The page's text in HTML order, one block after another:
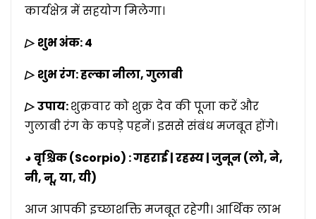
कार्यक्षेत्र में सहयोग मिलेगा।
▷ शुभ अंक: 4
▷ शुभ रंग: हल्का नीला, गुलाबी
▷उपाय:शुक्रवार को शुक्र देव की पूजा करें और
गुलाबी रंग के कपड़े पहनें। इससे संबंध मजबूत होंगे।
◕ वृश्चिक (Scorpio) : गहराई | रहस्य | जुनून (लो, ने,
नी, नू, या, यी)
आज आपकी इच्छाशक्ति मजबूत रहेगी। आर्थिक लाभ